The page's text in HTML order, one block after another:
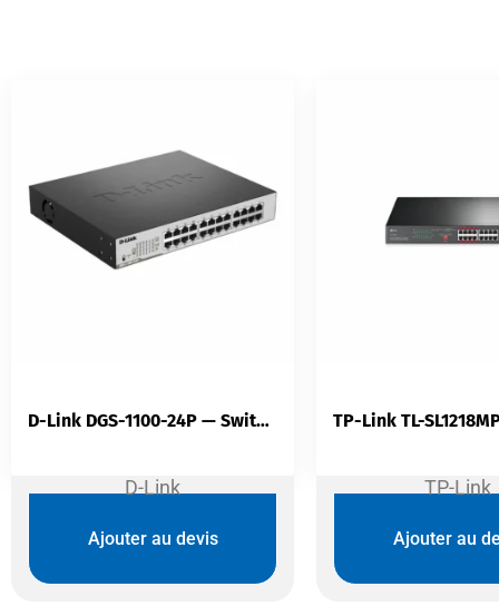
D-Link
D-Link DGS-1100-24P — Switch 24 Ports Gigabit | 12 PoE+ | 48 Gbit/s | VLAN | QoS
Ajouter au devis
TP-Link
Ajouter au